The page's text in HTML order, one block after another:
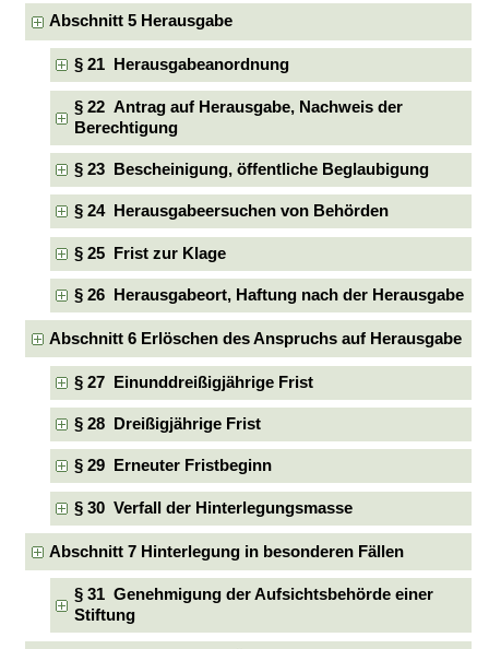
Abschnitt 5 Herausgabe
§ 21 Herausgabeanordnung
§ 22 Antrag auf Herausgabe, Nachweis der
Berechtigung
§ 23 Bescheinigung, öffentliche Beglaubigung
§ 24 Herausgabeersuchen von Behörden
§ 25 Frist zur Klage
§ 26 Herausgabeort, Haftung nach der Herausgabe
Abschnitt 6 Erlöschen des Anspruchs auf Herausgabe
§ 27 Einunddreißigjährige Frist
§ 28 Dreißigjährige Frist
§ 29 Erneuter Fristbeginn
§ 30 Verfall der Hinterlegungsmasse
Abschnitt 7 Hinterlegung in besonderen Fällen
§ 31 Genehmigung der Aufsichtsbehörde einer
Stiftung